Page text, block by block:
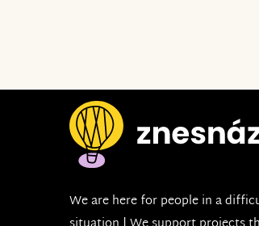
We are here for people in a